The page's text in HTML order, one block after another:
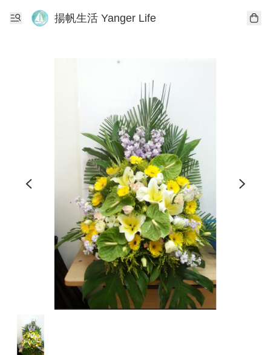
揚帆生活 Yanger Life